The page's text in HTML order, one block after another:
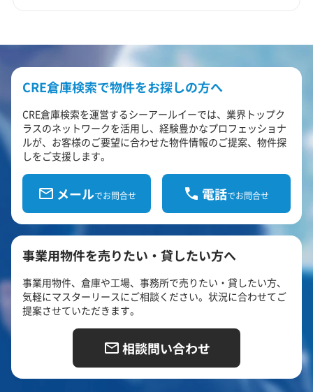
CRE倉庫検索で物件をお探しの方へ
CRE倉庫検索を運営するシーアールイーでは、業界トップク
ラスのネットワークを活用し、経験豊かなプロフェッショナ
ルが、お客様のご要望に合わせた物件情報のご提案、物件探
しをご支援します。
メールでお問合せ 電話でお問合せ
事業用物件を売りたい・貸したい方へ
事業用物件、倉庫や工場、事務所で売りたい・貸したい方、
気軽にマスターリースにご相談ください。状況に合わせてご
提案させていただきます。
相談問い合わせ